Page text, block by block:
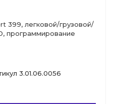
399, легковой/грузовой/
программирование
3.01.06.0056